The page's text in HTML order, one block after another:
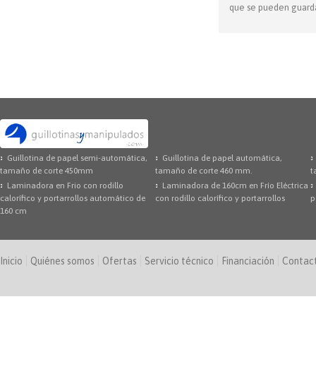
que se pueden
Guillotina de papel semi-automática,
tamaño de corte 450mm
Guillotina de papel automática,
tamaño de corte 460 mm.
Laminadora en Frio con rodillo
calorífico y portarrollos automático de
160 cm
Laminadora de 160cm en Frío Eléctrica
con rodillo calorífico y portarrollos
Inicio Quiénes somos Ofertas Servicio técnico Financiación